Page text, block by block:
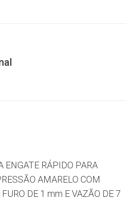
ENGATE RÁPIDO PARA
AMARELO COM
DE 1 mm E VAZÃO DE 7